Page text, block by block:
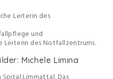
Leiterin des
und
Leiterin des Notfallzentrums.
Michele Limina
Limmattal. Das